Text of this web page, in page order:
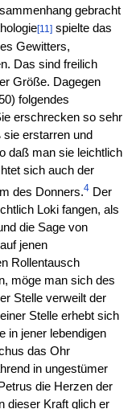
gebracht
[11]spielte das
Gewitters,
Das sind freilich
Größe. Dagegen
folgendes
erschrecken so sehr
erstarren und
daß man sie leichtlich
sich auch der
des Donners.4Der
Loki fangen, als
die Sage von
jenen
Rollentausch
möge man sich des
Stelle verweilt der
Stelle erhebt sich
in jener lebendigen
das Ohr
in ungestümer
die Herzen der
dieser Kraft glich er